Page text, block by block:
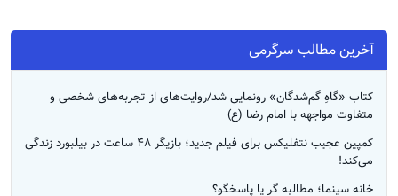
آخرین مطالب سرگرمی
کتاب «گاهِ گم‌شدگان» رونمایی شد/روایت‌های از تجربه‌های شخصی و
متفاوت مواجهه با امام رضا (ع)
کمپین عجیب نتفلیکس برای فیلم جدید؛ بازیگر ۴۸ ساعت در بیلبورد زندگی
می‌کند!
خانه سینما؛ مطالبه گر یا پاسخگو؟